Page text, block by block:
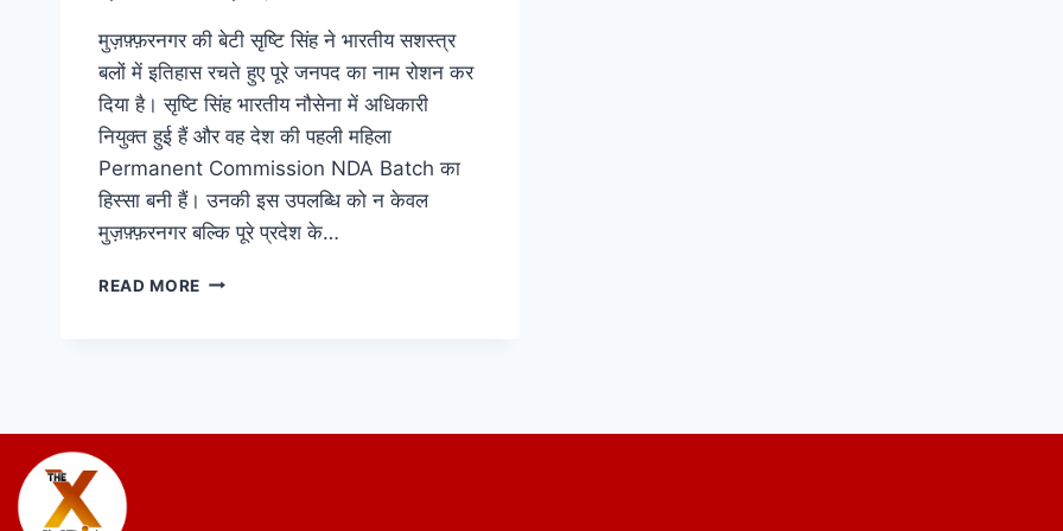
मुज़फ़्फ़रनगर की बेटी सृष्टि सिंह ने भारतीय सशस्त्र
बलों में इतिहास रचते हुए पूरे जनपद का नाम रोशन कर
दिया है। सृष्टि सिंह भारतीय नौसेना में अधिकारी
नियुक्त हुई हैं और वह देश की पहली महिला
Permanent Commission NDA Batch का
हिस्सा बनी हैं। उनकी इस उपलब्धि को न केवल
मुज़फ़्फ़रनगर बल्कि पूरे प्रदेश के…
READ MORE